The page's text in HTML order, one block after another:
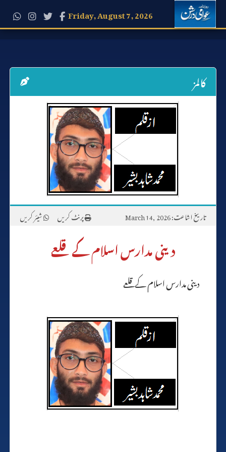
Friday, August 7, 2026
کالمز
تاریخ اشاعت: March 14, 2026 پرنٹ کریں شیئر کریں
دینی مدارس اسلام کے قلعے
دینی مدارس اسلام کے قلعے